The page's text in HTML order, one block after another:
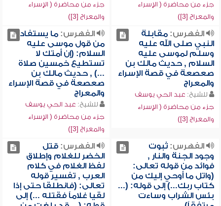
جزء من محاضرة ( الإسراء
والمعراج [3])
جزء من محاضرة ( الإسراء
والمعراج [3])
الفهرس:مقابلة
النبي صلى الله عليه
وسلم لموسى عليه
السلام , حديث مالك بن
صعصعة في قصة الإسراء
والمعراج
للشيخ: عبد الحي يوسف
جزء من محاضرة ( الإسراء
والمعراج [3])
الفهرس:ما يستفاد
من قول موسى عليه
السلام: (إن أمتك لا
تستطيع خمسين صلاة
...) , حديث مالك بن
صعصعة في قصة الإسراء
والمعراج
للشيخ: عبد الحي يوسف
جزء من محاضرة ( الإسراء
والمعراج [3])
الفهرس:ثبوت
وجود الجنة والنار ,
فوائد من قوله تعالى:
(واتل ما أوحي إليك من
كتاب ربك...) إلى قوله: (...
بئس الشراب وساءت
الفهرس:قتل
الخضر للغلام وإطلاق
لفظ الغلام في كلام
العرب , تفسير قوله
تعالى: (فانطلقا حتى إذا
لقيا غلاماً فقتله ...) إلى